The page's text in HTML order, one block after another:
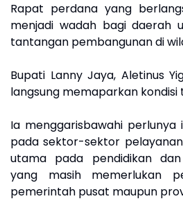
Rapat perdana yang
menjadi wadah bagi daerah
tantangan pembangunan di
Bupati Lanny Jaya, Aletinus
langsung memaparkan kondisi
Ia menggarisbawahi perlunya
pada sektor-sektor
utama pada pendidikan
yang masih memerlukan
pemerintah pusat maupun